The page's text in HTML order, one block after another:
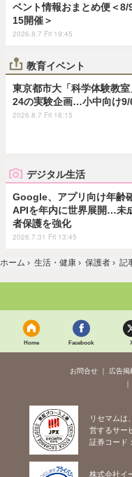
ベント情報おまとめ便＜8/
15開催＞
2026.8.7 Fri 19:45
教育イベント
東京都市大「科学体験教室
24の実験企画…小中向け9/
2026.8.7 Fri 18:15
デジタル生活
Google、アプリ向け年齢
APIを年内に世界展開…未
者保護を強化
2026.7.31 Fri 13:45
ホーム › 生活・健康 › 保護者 › 記
Home Facebook
お問合せ 広告掲
リセマムは
営するサー
証券コード
株式会社イ